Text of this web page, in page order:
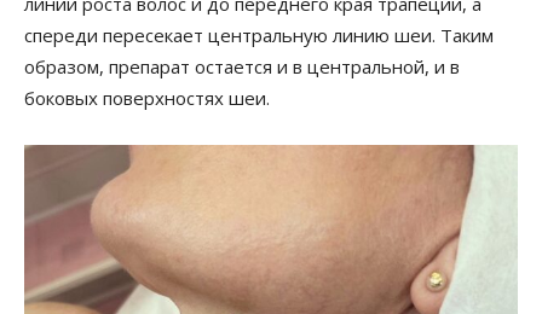
спереди пересекает центральную линию шеи. Таким
образом, препарат остается и в центральной, и в
боковых поверхностях шеи.